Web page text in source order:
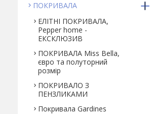
ПОКРИВАЛА
ЕЛІТНІ ПОКРИВАЛА,
Pepper home -
ЕКСКЛЮЗИВ
ПОКРИВАЛА Miss Bella,
євро та полуторний
розмір
ПОКРИВАЛО З
ПЕНЗЛИКАМИ
Покривала Gardines